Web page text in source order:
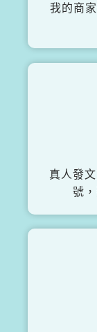
我的商
真人發
號